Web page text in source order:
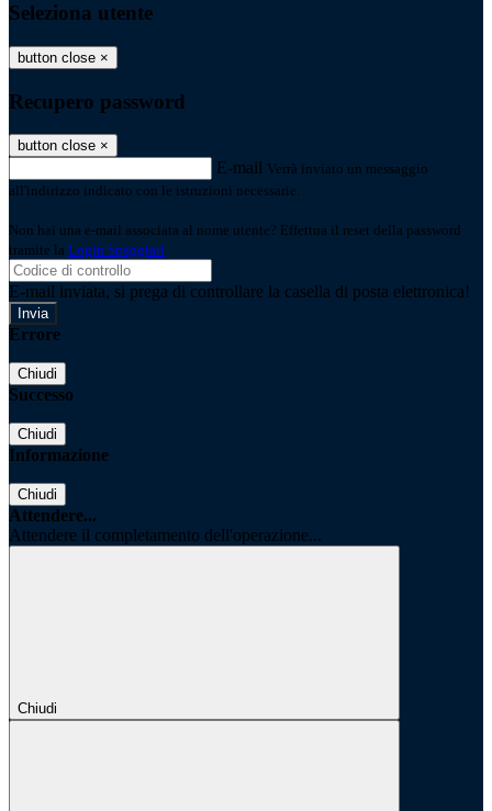
Seleziona utente
button close ×
Recupero password
button close ×
E-mail Verrà inviato un messaggio
all'indirizzo indicato con le istruzioni necessarie.
Non hai una e-mail associata al nome utente? Effettua il reset della password
tramite la Login Spaggiari
E-mail inviata, si prega di controllare la casella di posta elettronica!
Errore
Chiudi
Successo
Chiudi
Informazione
Chiudi
Attendere...
Attendere il completamento dell'operazione...
Chiudi